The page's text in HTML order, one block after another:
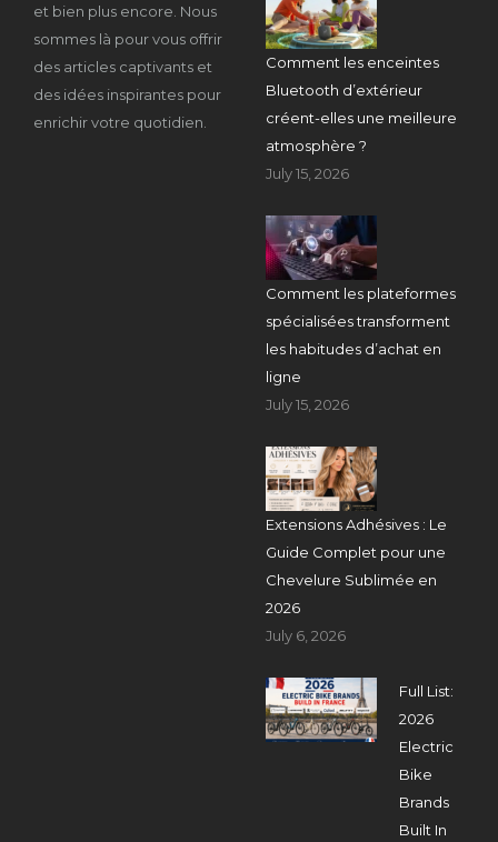
et bien plus encore. Nous
sommes là pour vous offrir
des articles captivants et
des idées inspirantes pour
enrichir votre quotidien.
Comment les enceintes
Bluetooth d’extérieur
créent-elles une meilleure
atmosphère ?
July 15, 2026
Comment les plateformes
spécialisées transforment
les habitudes d’achat en
ligne
July 15, 2026
Extensions Adhésives : Le
Guide Complet pour une
Chevelure Sublimée en
2026
July 6, 2026
Full List:
2026
Electric
Bike
Brands
Built In